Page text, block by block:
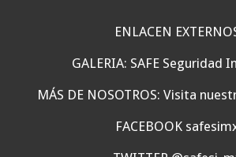
ENLACEN
GALERIA: SAFE Seguridad
MÁS DE NOSOTROS: Visita
FACEBOOK